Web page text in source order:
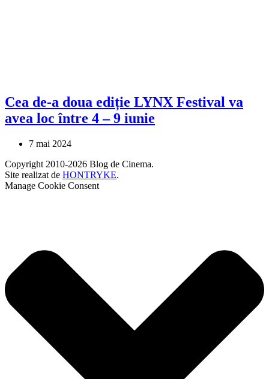
Cea de-a doua ediție LYNX Festival va
avea loc între 4 – 9 iunie
7 mai 2024
Copyright 2010-2026 Blog de Cinema.
Site realizat de HONTRYKE.
Manage Cookie Consent